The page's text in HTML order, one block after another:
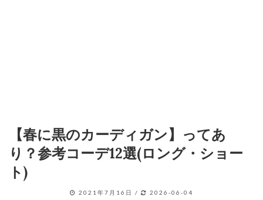
【春に黒のカーディガン】ってあ
り？参考コーデ12選(ロング・ショー
ト)
2021年7月16日 / 2026-06-04